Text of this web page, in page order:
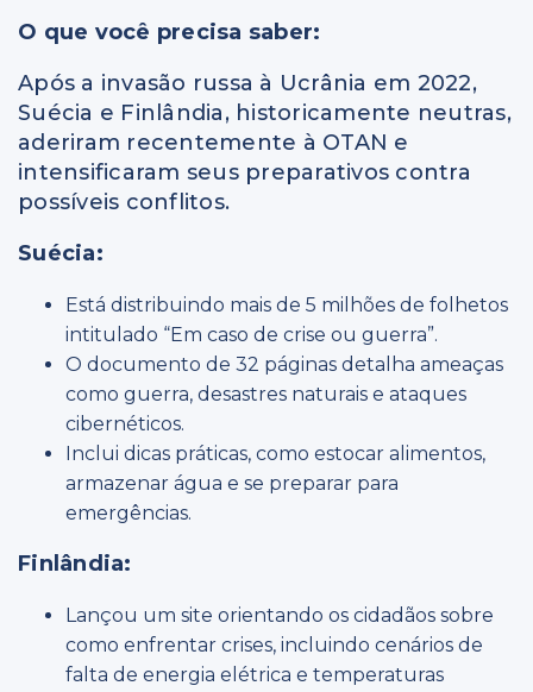
O que você precisa saber:
Após a invasão russa à Ucrânia em 2022,
Suécia e Finlândia, historicamente neutras,
aderiram recentemente à OTAN e
intensificaram seus preparativos contra
possíveis conflitos.
Suécia:
Está distribuindo mais de 5 milhões de folhetos
intitulado “Em caso de crise ou guerra”.
O documento de 32 páginas detalha ameaças
como guerra, desastres naturais e ataques
cibernéticos.
Inclui dicas práticas, como estocar alimentos,
armazenar água e se preparar para
emergências.
Finlândia:
Lançou um site orientando os cidadãos sobre
como enfrentar crises, incluindo cenários de
falta de energia elétrica e temperaturas